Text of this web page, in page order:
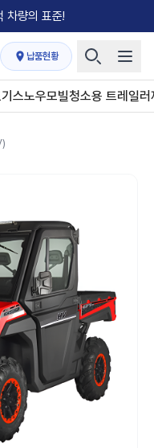
차량의 표준!
안내 →
템보유기업
장비 전문기업
납품현황
스노우모빌청소용 트레일러